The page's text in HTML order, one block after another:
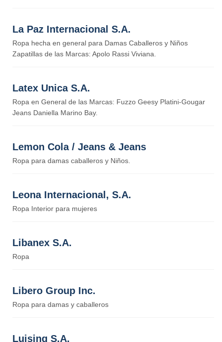
La Paz Internacional S.A.
Ropa hecha en general para Damas Caballeros y Niños
Zapatillas de las Marcas: Apolo Rassi Viviana.
Latex Unica S.A.
Ropa en General de las Marcas: Fuzzo Geesy Platini-Gougar
Jeans Daniella Marino Bay.
Lemon Cola / Jeans & Jeans
Ropa para damas caballeros y Niños.
Leona Internacional, S.A.
Ropa Interior para mujeres
Libanex S.A.
Ropa
Libero Group Inc.
Ropa para damas y caballeros
Luising S.A.